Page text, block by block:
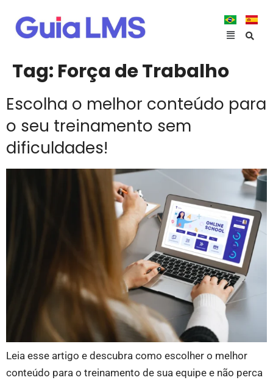
Tag: Força de Trabalho
Escolha o melhor conteúdo para
o seu treinamento sem
dificuldades!
Leia esse artigo e descubra como escolher o melhor
conteúdo para o treinamento de sua equipe e não perca